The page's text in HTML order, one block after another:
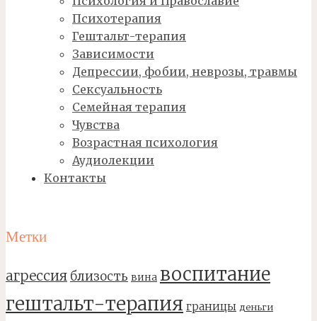
Психотерапия
Гештальт-терапия
Зависимости
Депрессии, фобии, неврозы, травмы
Сексуальность
Семейная терапия
Чувства
Возрастная психология
Аудиолекции
Контакты
Метки
агрессия близость вина воспитание
гештальт-терапия границы деньги